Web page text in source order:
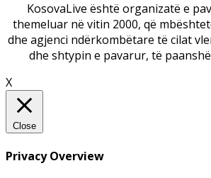
KosovaLive është organizatë e
themeluar në vitin 2000, që
dhe agjenci ndërkombëtare të cilat
dhe shtypin e pavarur, të
X
Close
Privacy Overview